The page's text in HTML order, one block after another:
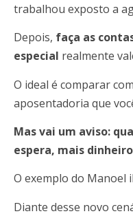
trabalhou exposto a
Depois, faça as
especial realmente
O ideal é comparar
aposentadoria que
Mas vai um aviso:
espera, mais
O exemplo do Manoel
Diante desse novo